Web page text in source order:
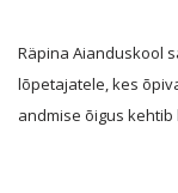
Räpina Aianduskool
lõpetajatele, kes
andmise õigus kehtib